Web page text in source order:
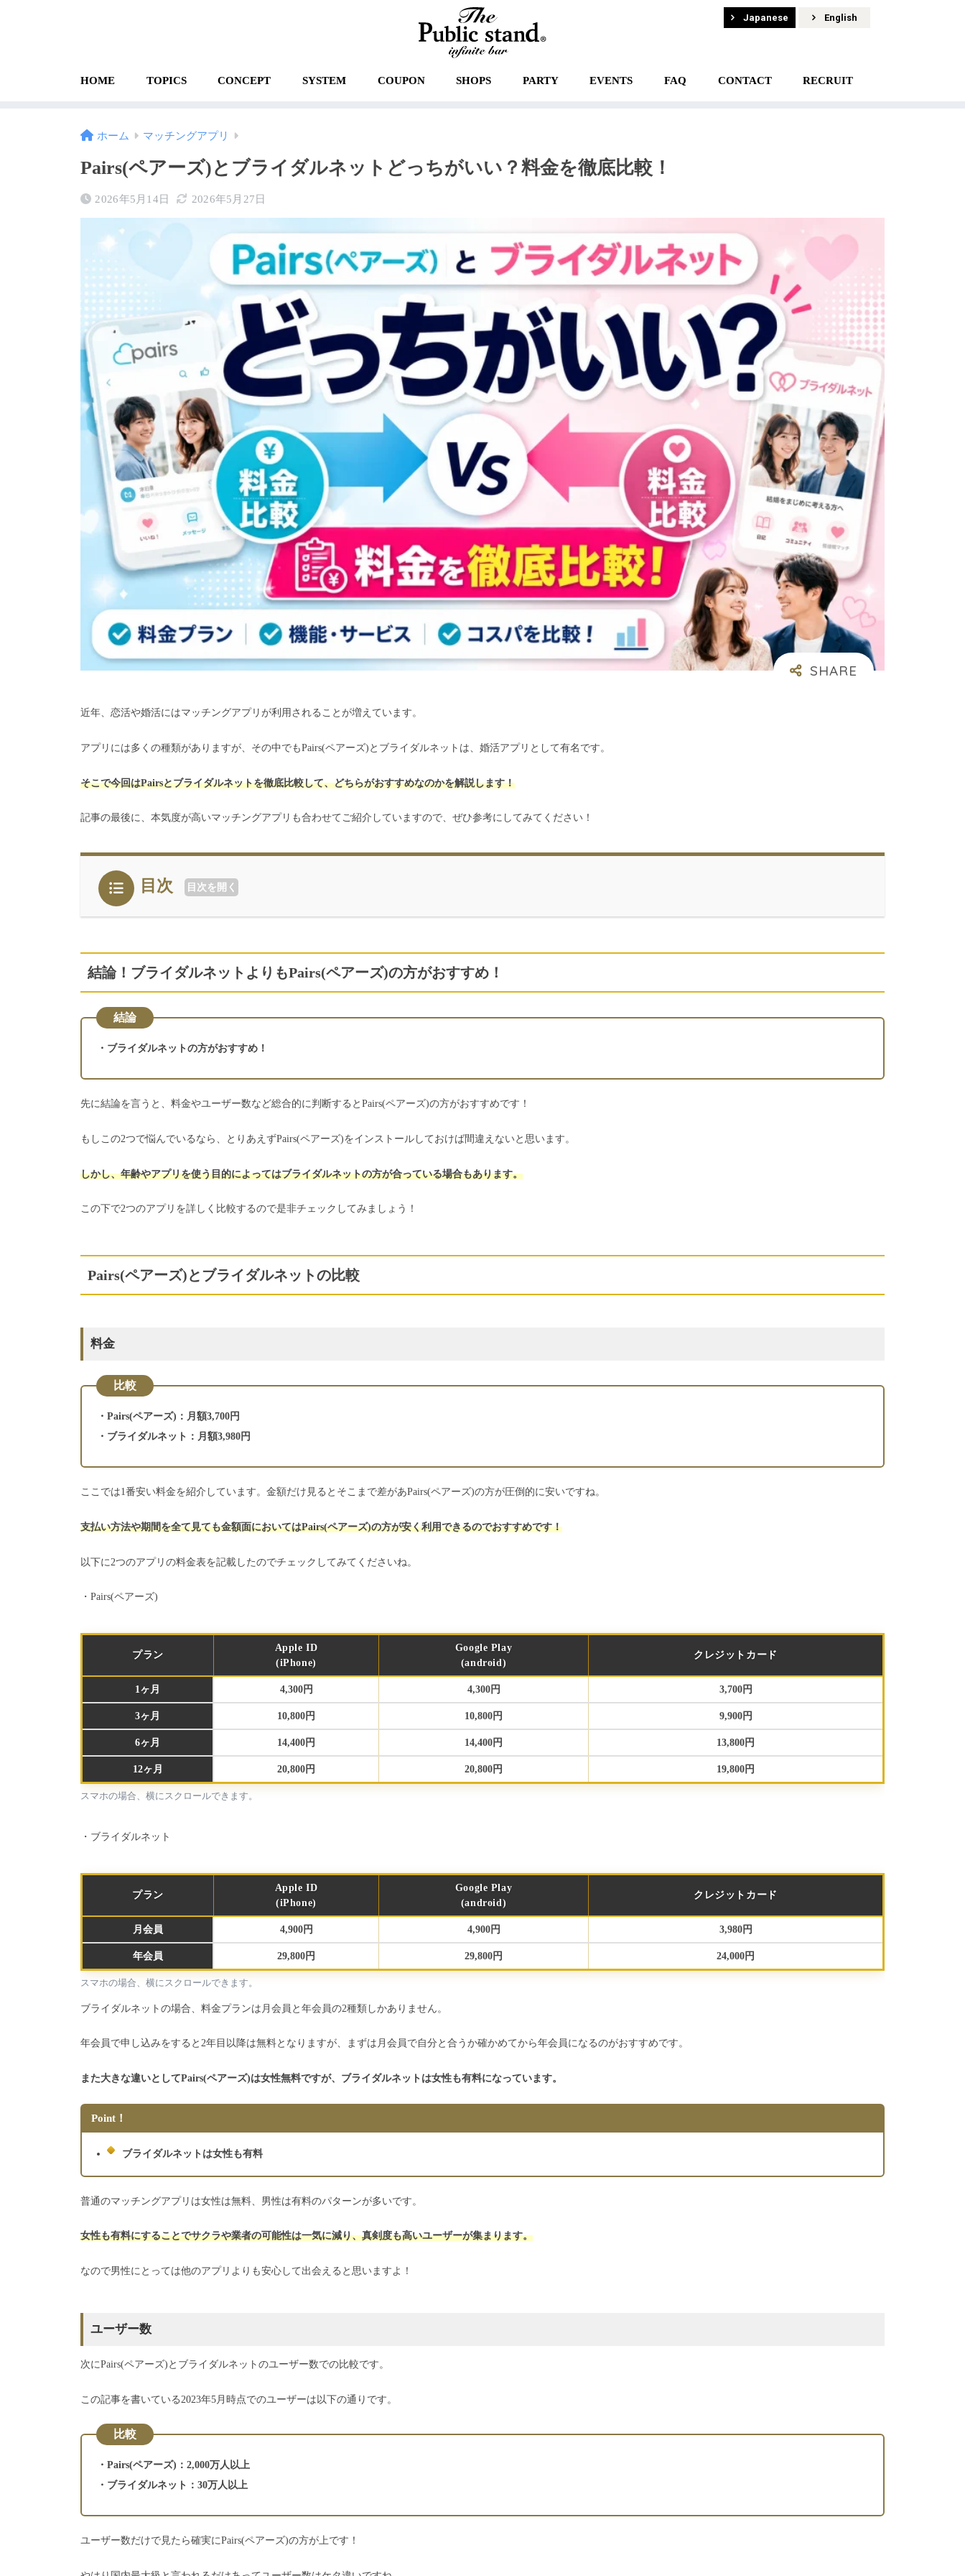
Japanese English
HOME TOPICS CONCEPT SYSTEM COUPON SHOPS PARTY EVENTS FAQ CONTACT RECRUIT
ホーム マッチングアプリ
Pairs(ペアーズ)とブライダルネットどっちがいい？料金を徹底比較！
2026年5月14日 2026年5月27日
近年、恋活や婚活にはマッチングアプリが利用されることが増えています。
アプリには多くの種類がありますが、その中でもPairs(ペアーズ)とブライダルネットは、婚活アプリとして有名です。
そこで今回はPairsとブライダルネットを徹底比較して、どちらがおすすめなのかを解説します！
記事の最後に、本気度が高いマッチングアプリも合わせてご紹介していますので、ぜひ参考にしてみてください！
目次 目次を開く
結論！ブライダルネットよりもPairs(ペアーズ)の方がおすすめ！
結論
・ブライダルネットの方がおすすめ！
先に結論を言うと、料金やユーザー数など総合的に判断するとPairs(ペアーズ)の方がおすすめです！
もしこの2つで悩んでいるなら、とりあえずPairs(ペアーズ)をインストールしておけば間違えないと思います。
しかし、年齢やアプリを使う目的によってはブライダルネットの方が合っている場合もあります。
この下で2つのアプリを詳しく比較するので是非チェックしてみましょう！
Pairs(ペアーズ)とブライダルネットの比較
料金
比較
・Pairs(ペアーズ)：月額3,700円
・ブライダルネット：月額3,980円
ここでは1番安い料金を紹介しています。金額だけ見るとそこまで差があPairs(ペアーズ)の方が圧倒的に安いですね。
支払い方法や期間を全て見ても金額面においてはPairs(ペアーズ)の方が安く利用できるのでおすすめです！
以下に2つのアプリの料金表を記載したのでチェックしてみてくださいね。
・Pairs(ペアーズ)
プラン
Apple ID
(iPhone)
Google Play
(android)
クレジットカード
1ヶ月 4,300円 4,300円 3,700円
3ヶ月 10,800円 10,800円 9,900円
6ヶ月 14,400円 14,400円 13,800円
12ヶ月 20,800円 20,800円 19,800円
スマホの場合、横にスクロールできます。
・ブライダルネット
プラン
Apple ID
(iPhone)
Google Play
(android)
クレジットカード
月会員 4,900円 4,900円 3,980円
年会員 29,800円 29,800円 24,000円
スマホの場合、横にスクロールできます。
ブライダルネットの場合、料金プランは月会員と年会員の2種類しかありません。
年会員で申し込みをすると2年目以降は無料となりますが、まずは月会員で自分と合うか確かめてから年会員になるのがおすすめです。
また大きな違いとしてPairs(ペアーズ)は女性無料ですが、ブライダルネットは女性も有料になっています。
Point！
ブライダルネットは女性も有料
普通のマッチングアプリは女性は無料、男性は有料のパターンが多いです。
女性も有料にすることでサクラや業者の可能性は一気に減り、真剣度も高いユーザーが集まります。
なので男性にとっては他のアプリよりも安心して出会えると思いますよ！
ユーザー数
次にPairs(ペアーズ)とブライダルネットのユーザー数での比較です。
この記事を書いている2023年5月時点でのユーザーは以下の通りです。
比較
・Pairs(ペアーズ)：2,000万人以上
・ブライダルネット：30万人以上
ユーザー数だけで見たら確実にPairs(ペアーズ)の方が上です！